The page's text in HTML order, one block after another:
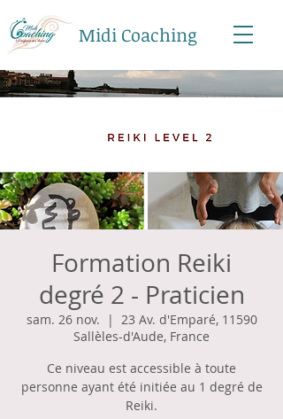
Midi Coaching
Formation Reiki
degré 2 - Praticien
sam. 26 nov.
  |
23 Av. d'Emparé, 11590
Sallèles-d'Aude, France
Ce niveau est accessible à toute
personne ayant été initiée au 1 degré de
Reiki.